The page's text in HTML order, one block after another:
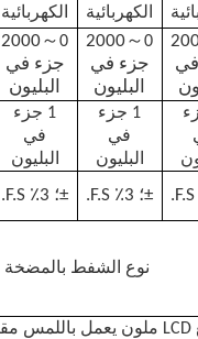
الهواء
الهواء الخارجي
الكهربائية
الكهربائية
0
～
2000
جزء في
البليون
0
～
2000
جزء في
البليون
1 جزء
في
البليون
1 جزء
في
البليون
±؛ 3٪ F.S. ±؛ 3٪ F.S.
نوع الشفط بالمضخة